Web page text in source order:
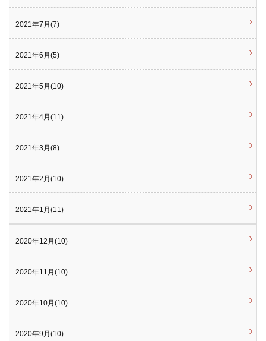
2021年7月(7)
2021年6月(5)
2021年5月(10)
2021年4月(11)
2021年3月(8)
2021年2月(10)
2021年1月(11)
2020年12月(10)
2020年11月(10)
2020年10月(10)
2020年9月(10)